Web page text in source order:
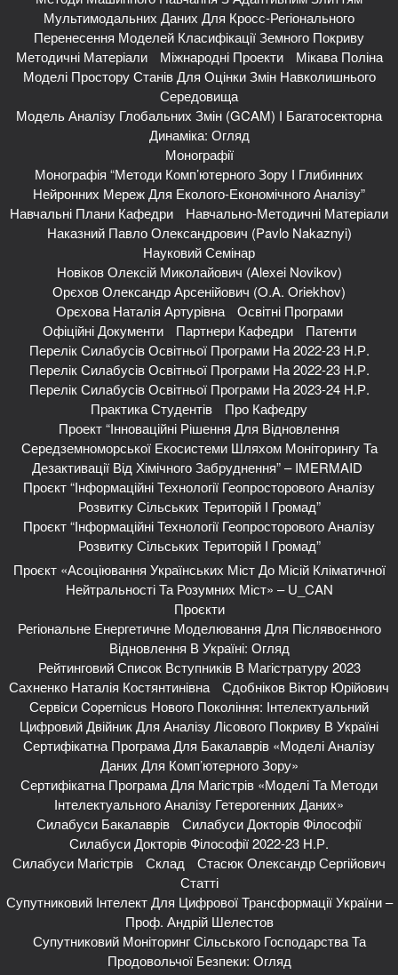
Мультимодальних Даних Для Кросс-Регіонального
Перенесення Моделей Класифікації Земного Покриву
Методичні Матеріали
Міжнародні Проекти
Мікава Поліна
Моделі Простору Станів Для Оцінки Змін Навколишнього
Середовища
Модель Аналізу Глобальних Змін (GCAM) І Багатосекторна
Динаміка: Огляд
Монографії
Монографія “Методи Комп’ютерного Зору І Глибинних
Нейронних Мереж Для Еколого-Економічного Аналізу”
Навчальні Плани Кафедри
Навчально-Методичні Матеріали
Наказний Павло Олександрович (Pavlo Nakaznyi)
Науковий Семінар
Новіков Олексій Миколайович (Alexei Novikov)
Орєхов Олександр Арсенійович (O.A. Oriekhov)
Орєхова Наталія Артурівна
Освітні Програми
Офіційні Документи
Партнери Кафедри
Патенти
Перелік Силабусів Освітньої Програми На 2022-23 Н.р.
Перелік Силабусів Освітньої Програми На 2022-23 Н.р.
Перелік Силабусів Освітньої Програми На 2023-24 Н.р.
Практика Студентів
Про Кафедру
Проект “Інноваційні Рішення Для Відновлення
Середземноморської Екосистеми Шляхом Моніторингу Та
Дезактивації Від Хімічного Забруднення” – IMERMAID
Проєкт “Інформаційні Технології Геопросторового Аналізу
Розвитку Сільських Територій І Громад”
Проєкт “Інформаційні Технології Геопросторового Аналізу
Розвитку Сільських Територій І Громад”
Проєкт «Асоціювання Українських Міст До Місій Кліматичної
Нейтральності Та Розумних Міст» – U_CAN
Проєкти
Регіональне Енергетичне Моделювання Для Післявоєнного
Відновлення В Україні: Огляд
Рейтинговий Список Вступників В Магістратуру 2023
Сахненко Наталія Костянтинівна
Сдобніков Віктор Юрійович
Сервіси Copernicus Нового Покоління: Інтелектуальний
Цифровий Двійник Для Аналізу Лісового Покриву В Україні
Сертифікатна Програма Для Бакалаврів «Моделі Аналізу
Даних Для Комп’ютерного Зору»
Сертифікатна Програма Для Магістрів «Моделі Та Методи
Інтелектуального Аналізу Гетерогенних Даних»
Силабуси Бакалаврів
Силабуси Докторів Філософії
Силабуси Докторів Філософії 2022-23 Н.р.
Силабуси Магістрів
Склад
Стасюк Олександр Сергійович
Статті
Супутниковий Інтелект Для Цифрової Трансформації України –
Проф. Андрій Шелестов
Супутниковий Моніторинг Сільського Господарства Та
Продовольчої Безпеки: Огляд